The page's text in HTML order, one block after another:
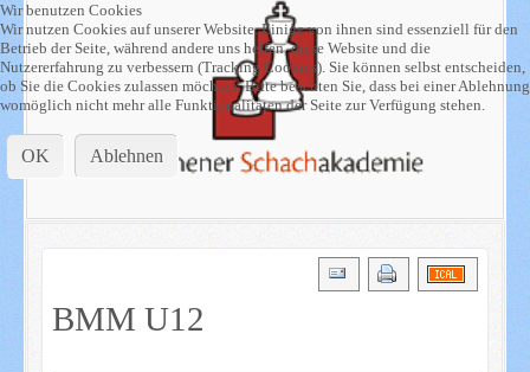
BMM U12
Wir benutzen Cookies
Wir nutzen Cookies auf unserer Website. Einige von ihnen sind essenziell für den
Betrieb der Seite, während andere uns helfen, diese Website und die
Nutzererfahrung zu verbessern (Tracking Cookies). Sie können selbst entscheiden,
ob Sie die Cookies zulassen möchten. Bitte beachten Sie, dass bei einer Ablehnung
womöglich nicht mehr alle Funktionalitäten der Seite zur Verfügung stehen.
OK Ablehnen